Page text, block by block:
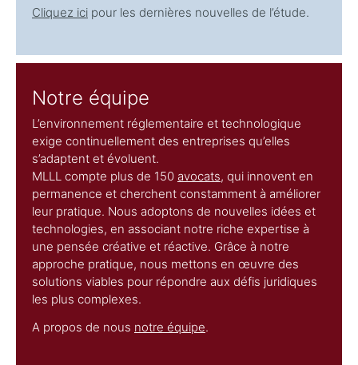
Cliquez ici pour les dernières nouvelles de l’étude.
Notre équipe
L’environnement réglementaire et technologique
exige continuellement des entreprises qu’elles
s’adaptent et évoluent.
MLLL compte plus de 150 avocats, qui innovent en
permanence et cherchent constamment à améliorer
leur pratique. Nous adoptons de nouvelles idées et
technologies, en associant notre riche expertise à
une pensée créative et réactive. Grâce à notre
approche pratique, nous mettons en œuvre des
solutions viables pour répondre aux défis juridiques
les plus complexes.
A propos de nous notre équipe.